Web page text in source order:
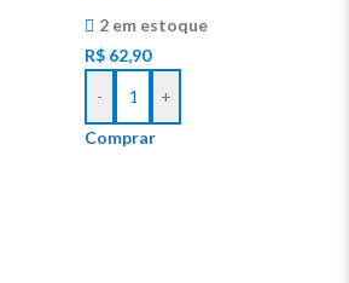
2 em estoque
R$ 62,90
-
+
Comprar